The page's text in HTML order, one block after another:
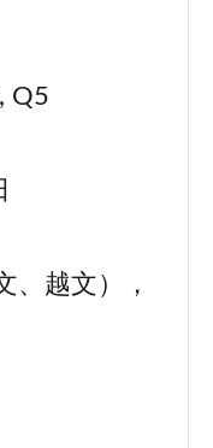
Q5
、越文），